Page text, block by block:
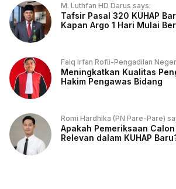
M. Luthfan HD Darus says:
Tafsir Pasal 320 KUHAP
Kapan Argo 1 Hari Mulai
Faiq Irfan Rofii-Pengadilan
Meningkatkan Kualitas
Hakim Pengawas Bidang
Romi Hardhika (PN Pare-Pare)
Apakah Pemeriksaan
Relevan dalam KUHAP